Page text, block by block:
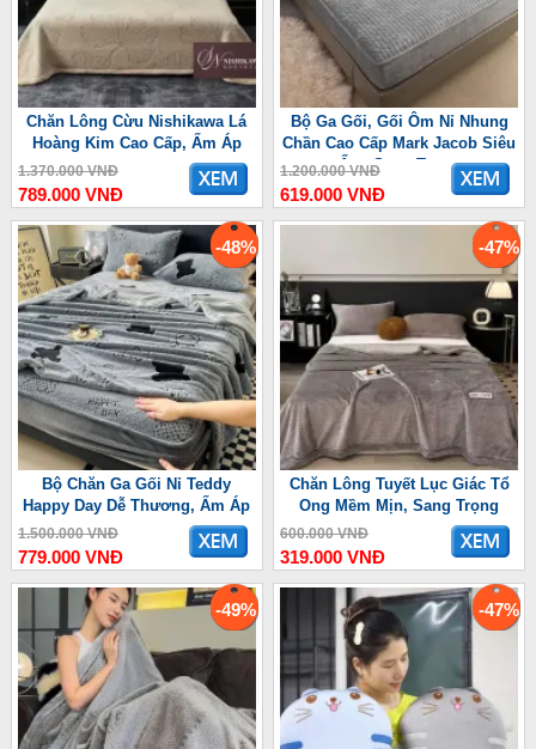
Chăn Lông Cừu Nishikawa Lá
Hoàng Kim Cao Cấp, Ấm Áp
1.370.000 VNĐ
789.000 VNĐ
Bộ Ga Gối, Gối Ôm Nỉ Nhung
Chần Cao Cấp Mark Jacob Siêu
Ấm, Sang Trọng
1.200.000 VNĐ
619.000 VNĐ
-48%
Bộ Chăn Ga Gối Nỉ Teddy
Happy Day Dễ Thương, Ấm Áp
1.500.000 VNĐ
779.000 VNĐ
-47%
Chăn Lông Tuyết Lục Giác Tổ
Ong Mềm Mịn, Sang Trọng
600.000 VNĐ
319.000 VNĐ
-49% -47%